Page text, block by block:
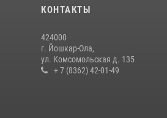
КОНТАКТЫ
424000
г. Йошкар-Ола,
ул. Комсомольская д. 135
+ 7 (8362) 42-01-49